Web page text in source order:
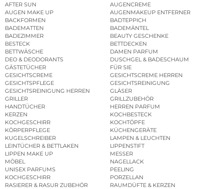
AFTER SUN
AUGENCREME
AUGEN MAKE UP
AUGENMAKEUP ENTFERNER
BACKFORMEN
BADTEPPICH
BADEMATTEN
BADEMÄNTEL
BADEZIMMER
BEAUTY GESCHENKE
BESTECK
BETTDECKEN
BETTWÄSCHE
DAMEN PARFUM
DEO & DEODORANTS
DUSCHGEL & BADESCHAUM
GÄSTETÜCHER
FÜR SIE
GESICHTSCREME
GESICHTSCREME HERREN
GESICHTSPFLEGE
GESICHTSREINIGUNG
GESICHTSREINIGUNG HERREN
GLÄSER
GRILLER
GRILLZUBEHÖR
HANDTÜCHER
HERREN PARFUM
KERZEN
KOCHBESTECK
KOCHGESCHIRR
KOCHTÖPFE
KÖRPERPFLEGE
KÜCHENGERÄTE
KUGELSCHREIBER
LAMPEN & LEUCHTEN
LEINTÜCHER & BETTLAKEN
LIPPENSTIFT
LIPPEN MAKE UP
MESSER
MÖBEL
NAGELLACK
UNISEX PARFUMS
PEELING
KOCHGESCHIRR
PORZELLAN
RASIERER & RASUR ZUBEHÖR
RAUMDÜFTE & KERZEN